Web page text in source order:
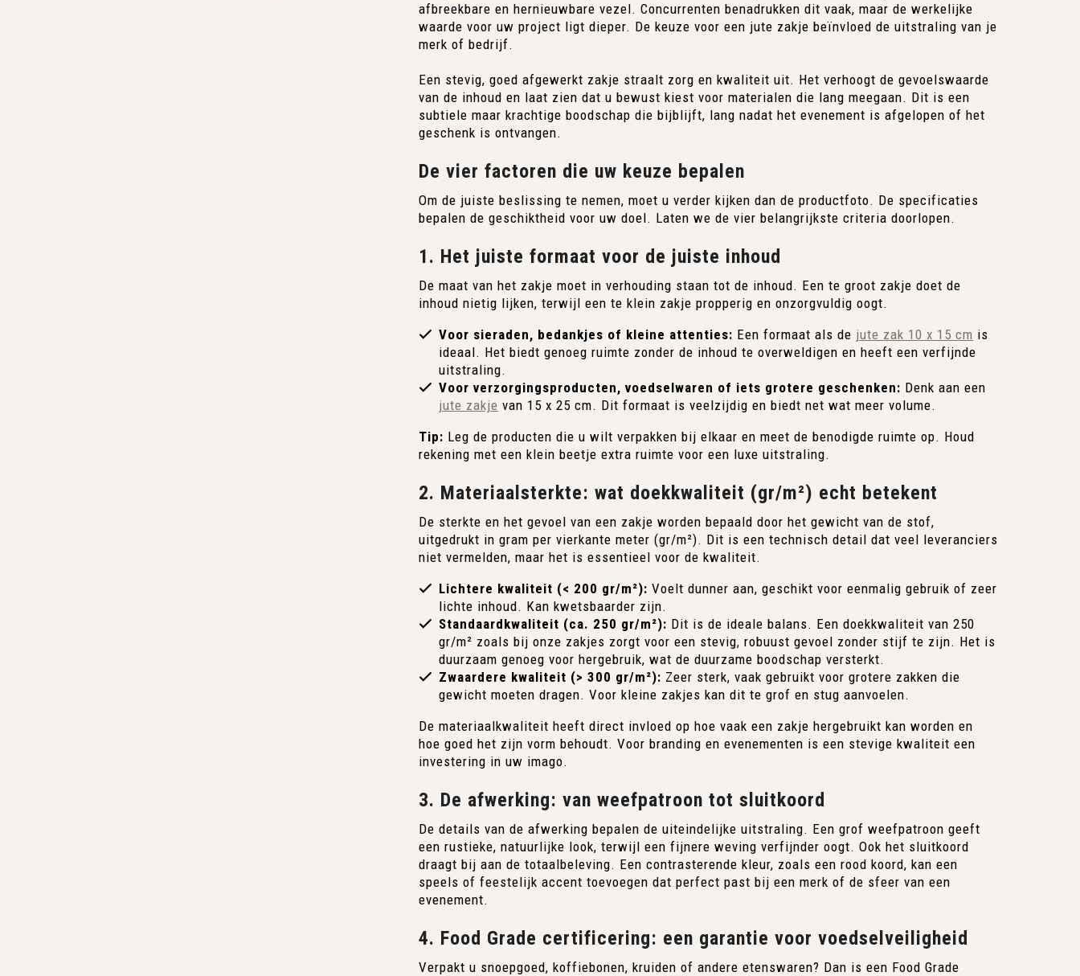
afbreekbare en hernieuwbare vezel. Concurrenten benadrukken dit vaak, maar de werkelijke
waarde voor uw project ligt dieper. De keuze voor een jute zakje beïnvloed de uitstraling van je
merk of bedrijf.
Een stevig, goed afgewerkt zakje straalt zorg en kwaliteit uit. Het verhoogt de gevoelswaarde
van de inhoud en laat zien dat u bewust kiest voor materialen die lang meegaan. Dit is een
subtiele maar krachtige boodschap die bijblijft, lang nadat het evenement is afgelopen of het
geschenk is ontvangen.
De vier factoren die uw keuze bepalen
Om de juiste beslissing te nemen, moet u verder kijken dan de productfoto. De specificaties
bepalen de geschiktheid voor uw doel. Laten we de vier belangrijkste criteria doorlopen.
1. Het juiste formaat voor de juiste inhoud
De maat van het zakje moet in verhouding staan tot de inhoud. Een te groot zakje doet de
inhoud nietig lijken, terwijl een te klein zakje propperig en onzorgvuldig oogt.
Voor sieraden, bedankjes of kleine attenties: Een formaat als de jute zak 10 x 15 cm is
ideaal. Het biedt genoeg ruimte zonder de inhoud te overweldigen en heeft een verfijnde
uitstraling.
Voor verzorgingsproducten, voedselwaren of iets grotere geschenken: Denk aan een
jute zakje van 15 x 25 cm. Dit formaat is veelzijdig en biedt net wat meer volume.
Tip: Leg de producten die u wilt verpakken bij elkaar en meet de benodigde ruimte op. Houd
rekening met een klein beetje extra ruimte voor een luxe uitstraling.
2. Materiaalsterkte: wat doekkwaliteit (gr/m²) echt betekent
De sterkte en het gevoel van een zakje worden bepaald door het gewicht van de stof,
uitgedrukt in gram per vierkante meter (gr/m²). Dit is een technisch detail dat veel leveranciers
niet vermelden, maar het is essentieel voor de kwaliteit.
Lichtere kwaliteit (< 200 gr/m²): Voelt dunner aan, geschikt voor eenmalig gebruik of zeer
lichte inhoud. Kan kwetsbaarder zijn.
Standaardkwaliteit (ca. 250 gr/m²): Dit is de ideale balans. Een doekkwaliteit van 250
gr/m² zoals bij onze zakjes zorgt voor een stevig, robuust gevoel zonder stijf te zijn. Het is
duurzaam genoeg voor hergebruik, wat de duurzame boodschap versterkt.
Zwaardere kwaliteit (> 300 gr/m²): Zeer sterk, vaak gebruikt voor grotere zakken die
gewicht moeten dragen. Voor kleine zakjes kan dit te grof en stug aanvoelen.
De materiaalkwaliteit heeft direct invloed op hoe vaak een zakje hergebruikt kan worden en
hoe goed het zijn vorm behoudt. Voor branding en evenementen is een stevige kwaliteit een
investering in uw imago.
3. De afwerking: van weefpatroon tot sluitkoord
De details van de afwerking bepalen de uiteindelijke uitstraling. Een grof weefpatroon geeft
een rustieke, natuurlijke look, terwijl een fijnere weving verfijnder oogt. Ook het sluitkoord
draagt bij aan de totaalbeleving. Een contrasterende kleur, zoals een rood koord, kan een
speels of feestelijk accent toevoegen dat perfect past bij een merk of de sfeer van een
evenement.
4. Food Grade certificering: een garantie voor voedselveiligheid
Verpakt u snoepgoed, koffiebonen, kruiden of andere etenswaren? Dan is een Food Grade